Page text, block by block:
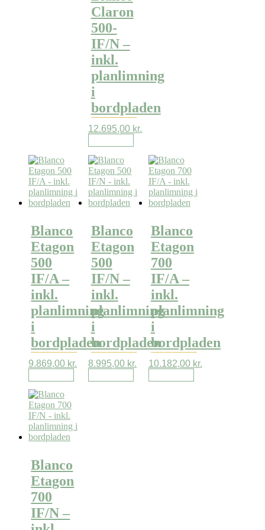
Claron
500-
IF/N –
inkl.
planlimning
i
bordpladen
12.695,00 kr.
Blanco
Etagon
500
IF/A –
inkl.
planlimning
i
bordpladen
9.869,00 kr.
Blanco
Etagon
500
IF/N –
inkl.
planlimning
i
bordpladen
8.995,00 kr.
Blanco
Etagon
700
IF/A –
inkl.
planlimning
i
bordpladen
10.182,00 kr.
Blanco
Etagon
700
IF/N –